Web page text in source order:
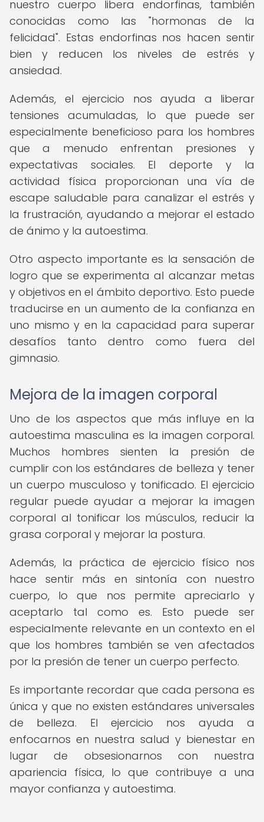
nuestro cuerpo libera endorfinas, también
conocidas como las "hormonas de la
felicidad". Estas endorfinas nos hacen sentir
bien y reducen los niveles de estrés y
ansiedad.
Además, el ejercicio nos ayuda a liberar
tensiones acumuladas, lo que puede ser
especialmente beneficioso para los hombres
que a menudo enfrentan presiones y
expectativas sociales. El deporte y la
actividad física proporcionan una vía de
escape saludable para canalizar el estrés y
la frustración, ayudando a mejorar el estado
de ánimo y la autoestima.
Otro aspecto importante es la sensación de
logro que se experimenta al alcanzar metas
y objetivos en el ámbito deportivo. Esto puede
traducirse en un aumento de la confianza en
uno mismo y en la capacidad para superar
desafíos tanto dentro como fuera del
gimnasio.
Mejora de la imagen corporal
Uno de los aspectos que más influye en la
autoestima masculina es la imagen corporal.
Muchos hombres sienten la presión de
cumplir con los estándares de belleza y tener
un cuerpo musculoso y tonificado. El ejercicio
regular puede ayudar a mejorar la imagen
corporal al tonificar los músculos, reducir la
grasa corporal y mejorar la postura.
Además, la práctica de ejercicio físico nos
hace sentir más en sintonía con nuestro
cuerpo, lo que nos permite apreciarlo y
aceptarlo tal como es. Esto puede ser
especialmente relevante en un contexto en el
que los hombres también se ven afectados
por la presión de tener un cuerpo perfecto.
Es importante recordar que cada persona es
única y que no existen estándares universales
de belleza. El ejercicio nos ayuda a
enfocarnos en nuestra salud y bienestar en
lugar de obsesionarnos con nuestra
apariencia física, lo que contribuye a una
mayor confianza y autoestima.